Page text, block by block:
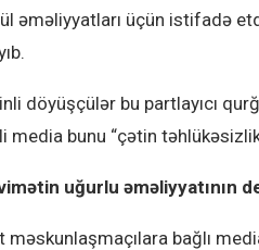
əməliyyatları üçün istifadə
döyüşçülər bu partlayıcı
media bunu “çətin
uğurlu əməliyyatının
məskunlaşmaçılara bağlı